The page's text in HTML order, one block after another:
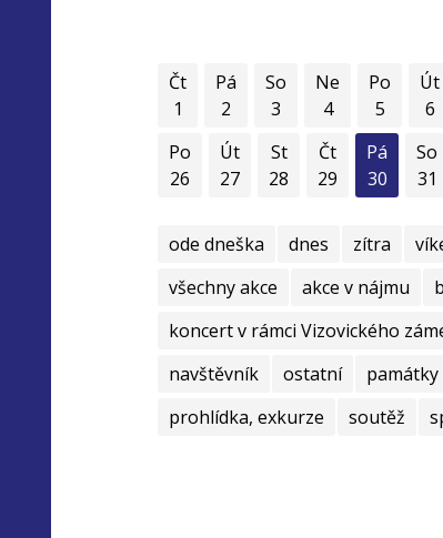
Čt
1
Pá
2
So
3
Ne
4
Po
5
Út
6
Po
26
Út
27
St
28
Čt
29
Pá
30
So
31
ode dneška dnes zítra
všechny akce
akce v nájmu
koncert v rámci Vizovického
navštěvník
ostatní památky
prohlídka, exkurze
soutěž